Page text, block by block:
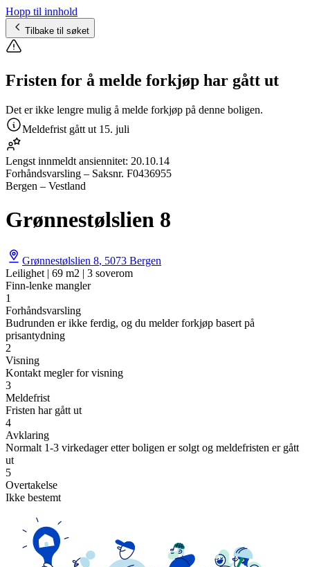
Hopp til innhold
Tilbake til søket
Fristen for å melde forkjøp har gått ut
Det er ikke lengre mulig å melde forkjøp på denne boligen.
Meldefrist gått ut 15. juli
Lengst innmeldt ansiennitet: 20.10.14
Forhåndsvarsling – Saksnr. F0436955
Bergen – Vestland
Grønnestølslien 8
Grønnestølslien 8, 5073 Bergen
Leilighet | 69 m2 | 3 soverom
Finn-lenke mangler
1
Forhåndsvarsling
Budrunden er ikke ferdig, og du melder forkjøp basert på
prisantydning
2
Visning
Kontakt megler for visning
3
Meldefrist
Fristen har gått ut
4
Avklaring
Normalt 1-3 virkedager etter boligen er solgt og meldefristen er gått
ut
5
Overtakelse
Ikke bestemt